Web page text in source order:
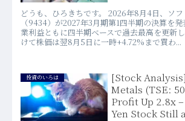
どうも、ひろきちです。 2026年8月4日、ソ
（9434）が2027年3月期第1四半期の決算を
業利益ともに四半期ベースで過去最高を更新
けて株価は翌8月5日に一時+4.72%まで買わ...
投資のいろは
[Stock
Metals (TSE:
Profit Up 2.8x
Yen Stock Still